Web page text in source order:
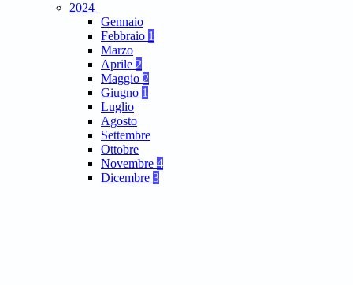
2024
Gennaio
Febbraio 1
Marzo
Aprile 2
Maggio 2
Giugno 1
Luglio
Agosto
Settembre
Ottobre
Novembre 4
Dicembre 3